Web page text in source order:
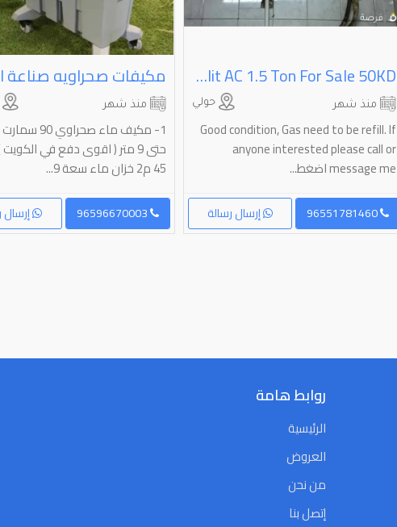
Yair Split AC 1.5 Ton For Sale 50KD
حولي منذ شهر
Good condition, Gas need to be refill. If
anyone interested please call or
message me اضغط...
إرسال رسالة 96551781460
منذ شهر
1- مكيف ماء
حتى 9 متر ( اقوى دفع في
45 م2 خزان ماء سعة 9...
إرسال
روابط هامة
الرئيسية
العروض
من نحن
إتصل بنا